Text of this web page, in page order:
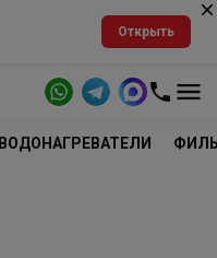
Открыть
ВОДОНАГРЕВАТЕЛИ